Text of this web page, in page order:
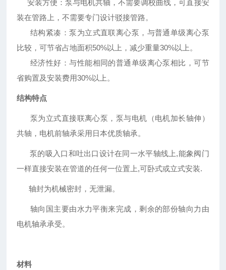
安装方便： 泵与电机共轴，不需要调校曲线，可直接安
装在管路上，不需要专门设计驳接管路。
结构紧凑：泵为立式直联离心泵，与普通单级离心泵
比较，可节省占地面积50%以上，减少重量30%以上。
经济性好：与性能相同的普通单级离心泵相比，可节
省购置及安装费用30%以上。
结构特点
泵为立式直接联离心泵，泵与电机（电机加长轴伸）
共轴，电机前轴承采用日本优质轴承。
泵的吸入口和吐出口设计在同一水平轴线上,能象阀门
一样直接安装在管道的任何一位置上,可卧式或立式安装.
轴封为机械密封，无泄漏。
轴向国主要由水力平衡来完成，剩余的部份轴向力由
电机轴承承受。
材料